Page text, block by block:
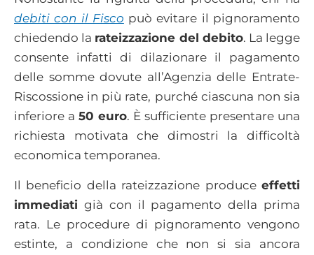
debiti con il Fisco può evitare il pignoramento
chiedendo la rateizzazione del debito. La legge
consente infatti di dilazionare il pagamento
delle somme dovute all’Agenzia delle Entrate-
Riscossione in più rate, purché ciascuna non sia
inferiore a 50 euro. È sufficiente presentare una
richiesta motivata che dimostri la difficoltà
economica temporanea.
Il beneficio della rateizzazione produce effetti
immediati già con il pagamento della prima
rata. Le procedure di pignoramento vengono
estinte, a condizione che non si sia ancora